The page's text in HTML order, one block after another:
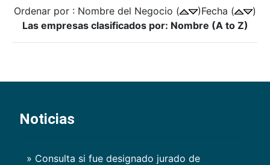
Ordenar por : Nombre del Negocio ( )Fecha (
)
Las empresas clasificados por: Nombre (A to Z)
Noticias
» Consulta si fue designado jurado de